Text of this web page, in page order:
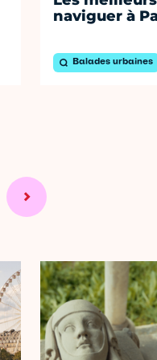
naviguer à
Balades urbaines